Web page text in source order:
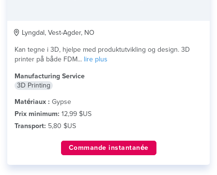
Lyngdal, Vest-Agder, NO
Kan tegne i 3D, hjelpe med produktutvikling og design. 3D
printer på både FDM... lire plus
Manufacturing Service
3D Printing
Matériaux : Gypse
Prix minimum: 12,99 $US
Transport: 5,80 $US
Commande instantanée